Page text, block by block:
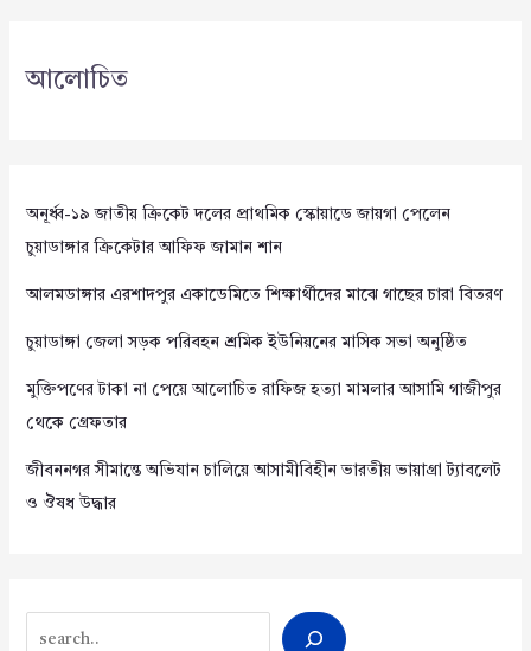
আলোচিত
অনূর্ধ্ব-১৯ জাতীয় ক্রিকেট দলের প্রাথমিক স্কোয়াডে জায়গা পেলেন
চুয়াডাঙ্গার ক্রিকেটার আফিফ জামান শান
আলমডাঙ্গার এরশাদপুর একাডেমিতে শিক্ষার্থীদের মাঝে গাছের চারা বিতরণ
চুয়াডাঙ্গা জেলা সড়ক পরিবহন শ্রমিক ইউনিয়নের মাসিক সভা অনুষ্ঠিত
মুক্তিপণের টাকা না পেয়ে আলোচিত রাফিজ হত্যা মামলার আসামি গাজীপুর
থেকে গ্রেফতার
জীবননগর সীমান্তে অভিযান চালিয়ে আসামীবিহীন ভারতীয় ভায়াগ্রা ট্যাবলেট
ও ঔষধ উদ্ধার